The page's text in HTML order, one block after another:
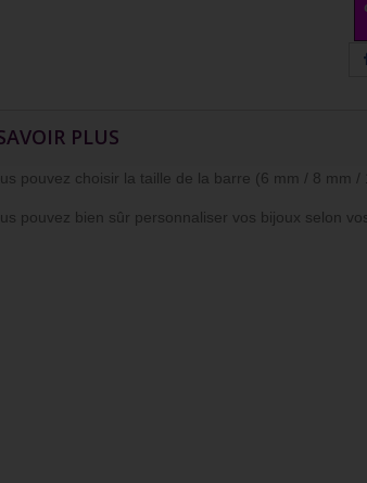
PLUS
pouvez choisir la taille de la barre (6 mm / 8 mm /
pouvez bien sûr personnaliser vos bijoux selon